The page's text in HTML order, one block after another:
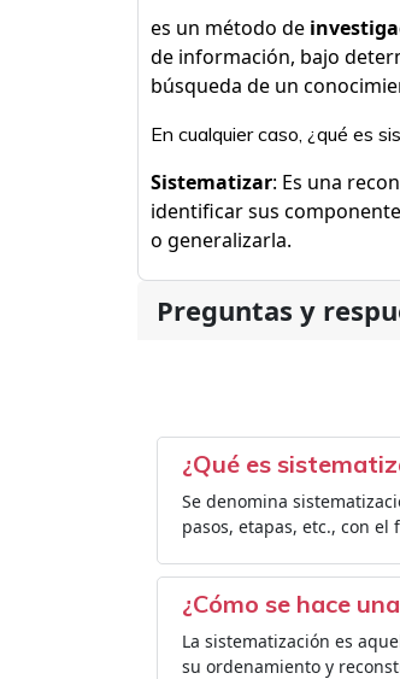
es un método de
de información, bajo
búsqueda de un
En cualquier caso, ¿qué es
Sistematizar: Es una
identificar sus
o generalizarla.
Preguntas y
¿Qué es
Se denomina
pasos, etapas, etc., con
¿Cómo se hace
La sistematización es
su ordenamiento y